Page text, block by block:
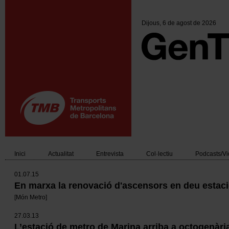
Dijous, 6 de agost de 2026
Main
navigation
Inici Actualitat Entrevista Col·lectiu Podcasts/
01.07.15
En marxa la renovació d'ascensors en deu
[Món Metro]
27.03.13
L’estació de metro de Marina arriba a